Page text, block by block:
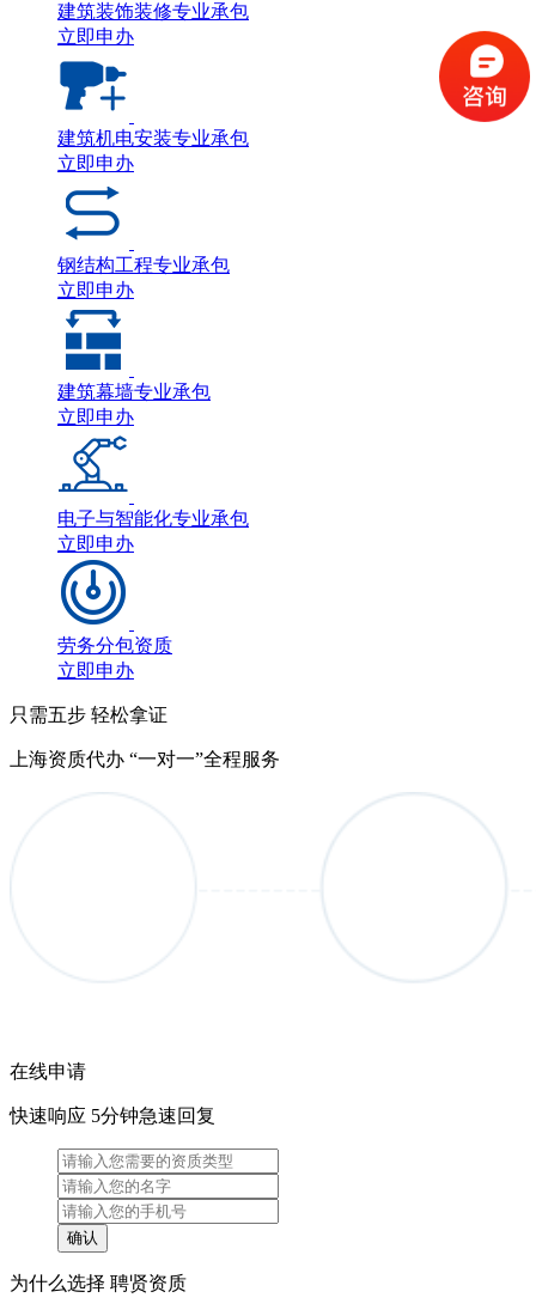
建筑装饰装修专业承包
立即申办
建筑机电安装专业承包
立即申办
钢结构工程专业承包
立即申办
建筑幕墙专业承包
立即申办
电子与智能化专业承包
立即申办
劳务分包资质
立即申办
只需五步 轻松拿证
上海资质代办 “一对一”全程服务
在线申请
快速响应 5分钟急速回复
为什么选择 聘贤资质